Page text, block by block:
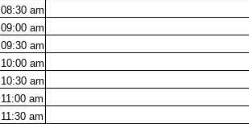
08:30 am
09:00 am
09:30 am
10:00 am
10:30 am
11:00 am
11:30 am